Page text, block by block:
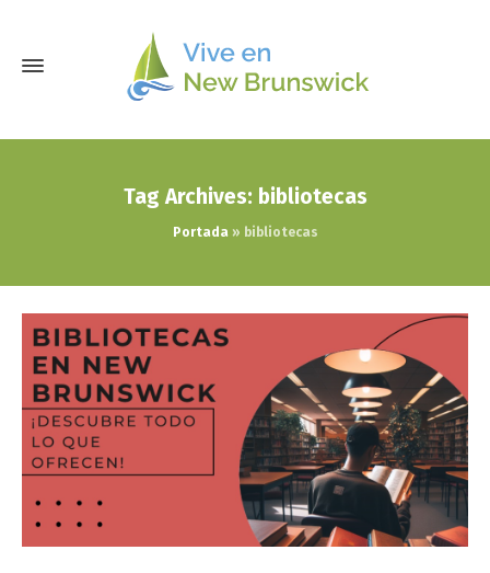
Tag Archives: bibliotecas
Portada» bibliotecas